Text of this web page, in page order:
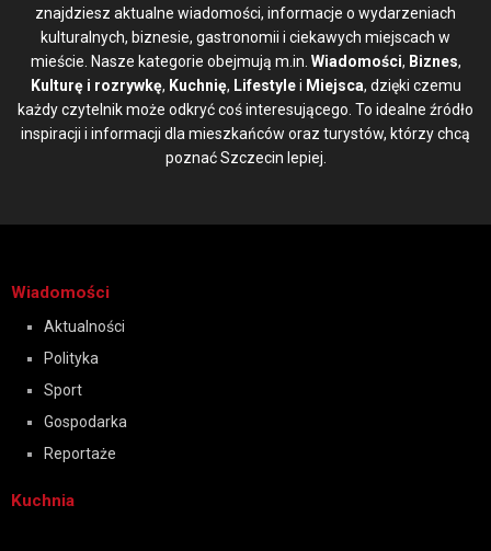
znajdziesz aktualne wiadomości, informacje o wydarzeniach
kulturalnych, biznesie, gastronomii i ciekawych miejscach w
mieście. Nasze kategorie obejmują m.in. Wiadomości, Biznes,
Kulturę i rozrywkę, Kuchnię, Lifestylei Miejsca, dzięki czemu
każdy czytelnik może odkryć coś interesującego. To idealne źródło
inspiracji i informacji dla mieszkańców oraz turystów, którzy chcą
poznać Szczecin lepiej.
Wiadomości
Aktualności
Polityka
Sport
Gospodarka
Reportaże
Kuchnia